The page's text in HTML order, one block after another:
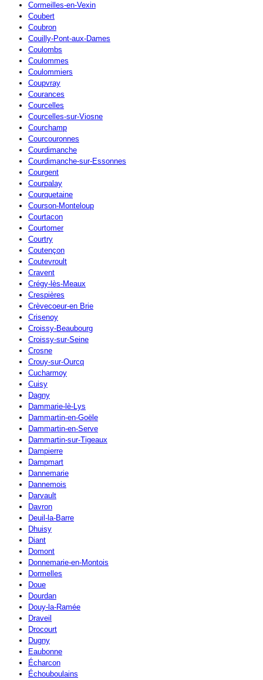
Cormeilles-en-Vexin
Coubert
Coubron
Couilly-Pont-aux-Dames
Coulombs
Coulommes
Coulommiers
Coupvray
Courances
Courcelles
Courcelles-sur-Viosne
Courchamp
Courcouronnes
Courdimanche
Courdimanche-sur-Essonnes
Courgent
Courpalay
Courquetaine
Courson-Monteloup
Courtacon
Courtomer
Courtry
Coutençon
Coutevroult
Cravent
Crégy-lès-Meaux
Crespières
Crèvecoeur-en Brie
Crisenoy
Croissy-Beaubourg
Croissy-sur-Seine
Crosne
Crouy-sur-Ourcq
Cucharmoy
Cuisy
Dagny
Dammarie-lè-Lys
Dammartin-en-Goële
Dammartin-en-Serve
Dammartin-sur-Tigeaux
Dampierre
Dampmart
Dannemarie
Dannemois
Darvault
Davron
Deuil-la-Barre
Dhuisy
Diant
Domont
Donnemarie-en-Montois
Dormelles
Doue
Dourdan
Douy-la-Ramée
Draveil
Drocourt
Dugny
Eaubonne
Écharcon
Échouboulains